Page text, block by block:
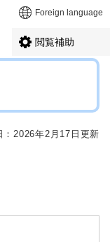
Foreign language
閲覧補助
：2026年2月17日更新